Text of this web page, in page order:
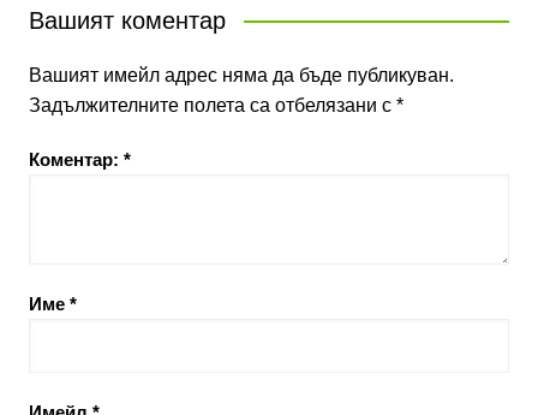
Вашият коментар
Вашият имейл адрес няма да бъде публикуван.
Задължителните полета са отбелязани с *
Коментар: *
Име *